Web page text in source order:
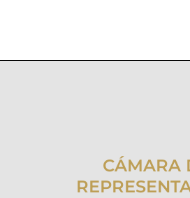
CÁMARA